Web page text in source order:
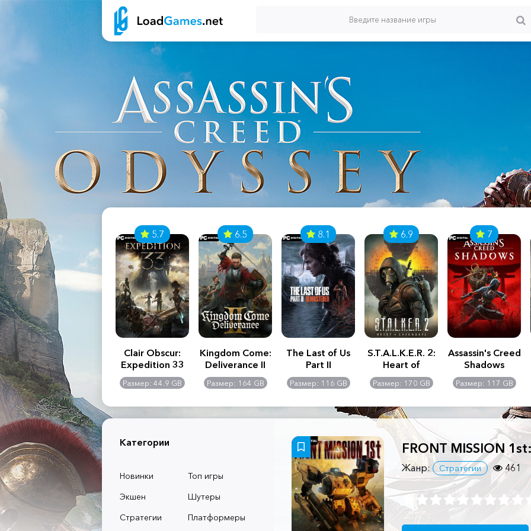
2:
-
GB
Assassin's Creed
Shadows
Размер: 117 GB
5.7
Clair Obscur:
Expedition 33
Размер: 44.9 GB
6.5
Kingdom Come:
Deliverance II
Размер: 164 GB
8.1
The Last of Us
Part II
Remastered
Размер: 116 GB
6.9
S.T.A.L.K.E.R. 2:
Heart of
Chernobyl -
Ultimate Edition
Размер: 170 GB
7
Assassin's Creed
Shadows
Размер: 117 GB
Категории
Новинки
Топ игры
Экшен
Шутеры
Стратегии
Платформеры
FRONT MISSION
Жанр: Стратегии 461